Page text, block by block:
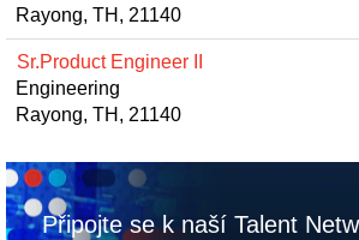
Rayong, TH, 21140
Sr.Product Engineer II
Engineering
Rayong, TH, 21140
Připojte se k naší Talent